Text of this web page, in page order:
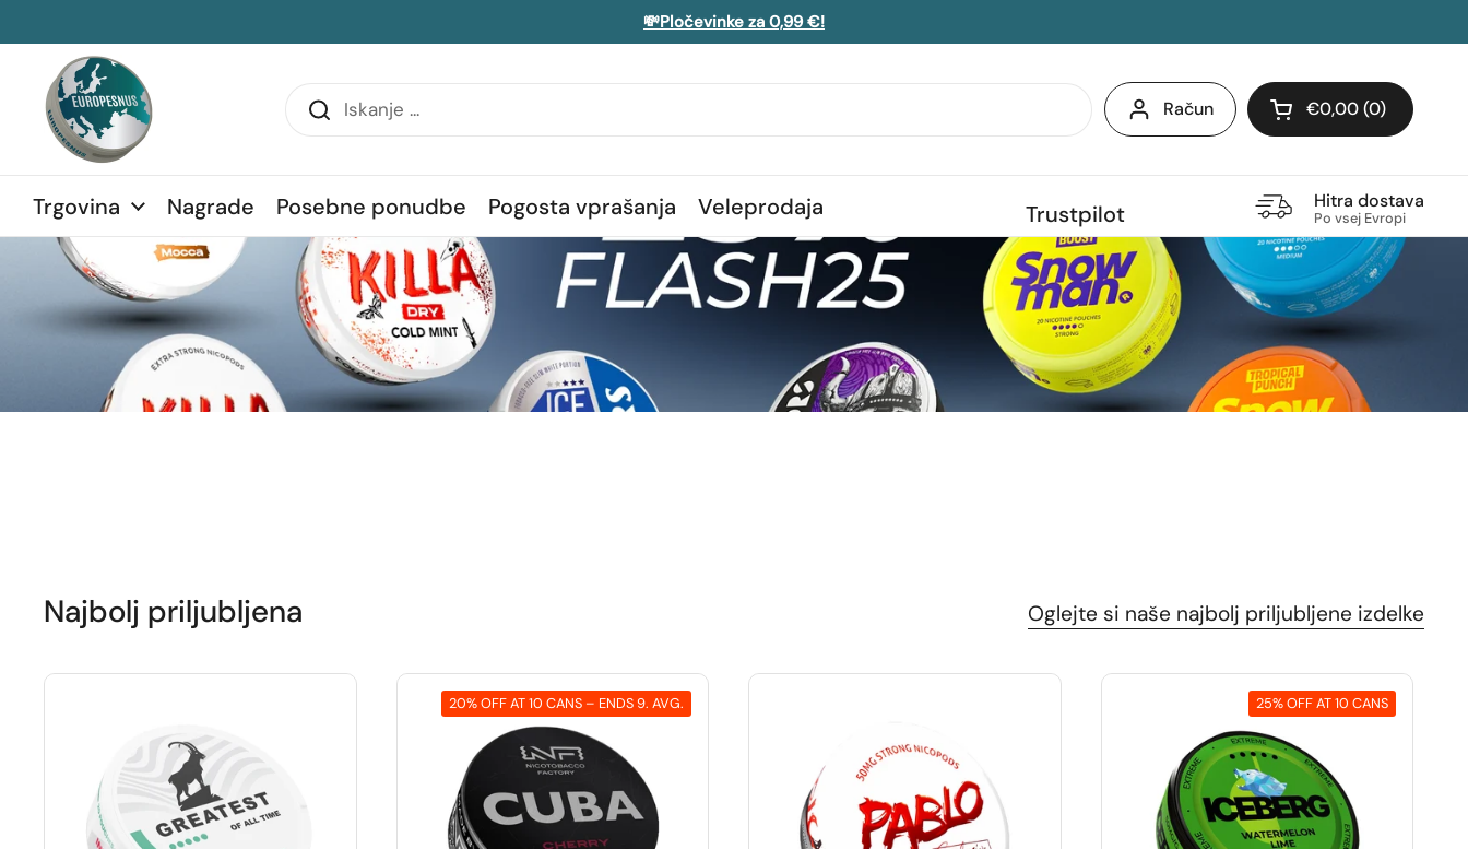
💸Pločevinke za 0,99 €!
Račun Odpri voziček
€0,00 0
Trgovina Nagrade Posebne ponudbe Pogosta vprašanja Veleprodaja Trustpilot Hitra dostava
Po vsej Evropi
vrstico
Najbolj priljubljena Oglejte si naše najbolj priljubljene izdelke
20% OFF AT 10 CANS – ENDS 9. AVG. 25% OFF AT 10 CANS